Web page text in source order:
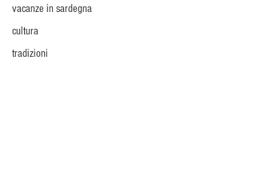
vacanze in sardegna
cultura
tradizioni